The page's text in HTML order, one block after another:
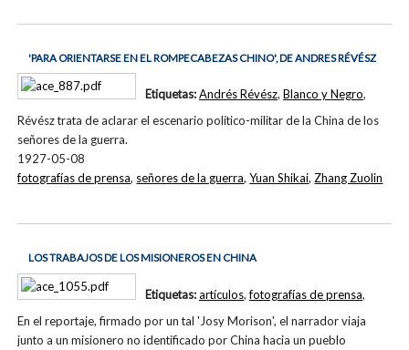
'PARA ORIENTARSE EN EL ROMPECABEZAS CHINO', DE ANDRES RÉVÉSZ
Révész trata de aclarar el escenario político-militar de la China de los
señores de la guerra.
1927-05-08
Etiquetas:Andrés Révész, Blanco y Negro,
fotografías de prensa, señores de la guerra,Yuan Shikai,Zhang Zuolin
LOS TRABAJOS DE LOS MISIONEROS EN CHINA
En el reportaje, firmado por un tal 'Josy Morison', el narrador viaja
junto a un misionero no identificado por China hacia un pueblo
Etiquetas:artículos,fotografías de prensa,